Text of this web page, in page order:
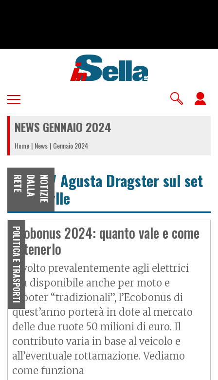
NEWS GENNAIO 2024
Home News Gennaio 2024
N
O
T
I
Z
I
E
D
A
L
L
A
R
E
T
E
Una MV Agusta Dragster sul set
di Argylle
POLITICA E TRASPORTI
Ecobonus 2024: quanto vale e come
ottenerlo
Rivolto prevalentemente agli elettrici
ma disponibile anche per moto e
scooter “tradizionali”, l’Ecobonus di
quest’anno porterà in dote al mercato
delle due ruote 50 milioni di euro. Il
contributo varia in base al veicolo e
all’eventuale rottamazione. Vediamo
come funziona